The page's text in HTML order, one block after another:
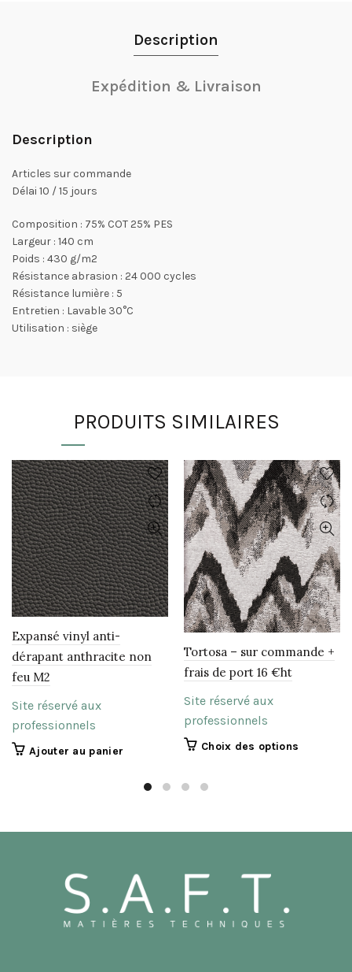
Description
Expédition & Livraison
Description
Articles sur commande
Délai 10 / 15 jours
Composition : 75% COT 25% PES
Largeur : 140 cm
Poids : 430 g/m2
Résistance abrasion : 24 000 cycles
Résistance lumière : 5
Entretien : Lavable 30°C
Utilisation : siège
PRODUITS SIMILAIRES
Expansé vinyl anti-
dérapant anthracite non
feu M2
Site réservé aux
professionnels
Ajouter au panier
Tortosa – sur commande +
frais de port 16 €ht
Site réservé aux
professionnels
Choix des options
Les